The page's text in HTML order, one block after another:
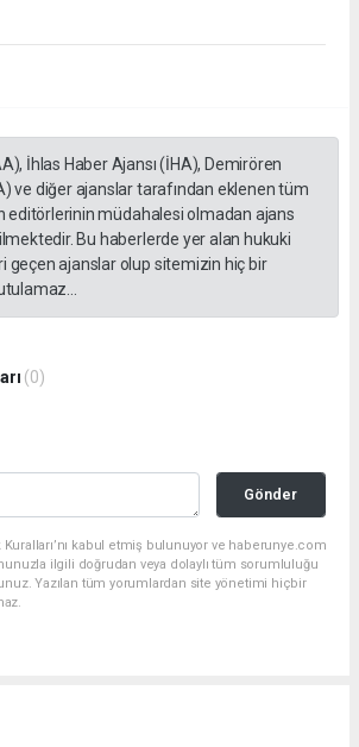
İhlas Haber Ajansı (İHA), Demirören
ve diğer ajanslar tarafından eklenen tüm
editörlerinin müdahalesi olmadan ajans
Bu haberlerde yer alan hukuki
geçen ajanslar olup sitemizin hiç bir
(0)
Gönder
kabul etmiş bulunuyor ve haberunye.com
ilgili doğrudan veya dolaylı tüm sorumluluğu
Yazılan tüm yorumlardan site yönetimi hiçbir